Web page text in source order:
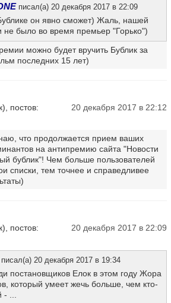
писал(а) 20 декабря 2017 в 22:09
он явно сможет) Жаль, нашей
не было во время премьер "Горько")
можно будет вручить Бублик за
последних 15 лет)
постов:
20 декабря 2017 в 22:12
что продолжается прием ваших
на антипремию сайта "Новости
бублик"! Чем больше пользователей
списки, тем точнее и справедливее
постов:
20 декабря 2017 в 22:09
писал(а) 20 декабря 2017 в 19:34
постановщиков Елок в этом году Жора
который умеет жечь больше, чем кто-
...